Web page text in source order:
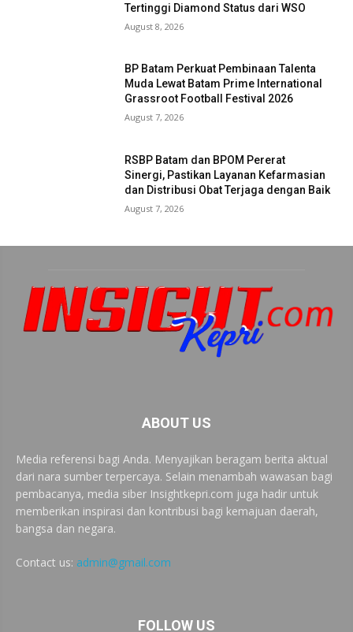
Tertinggi Diamond Status dari WSO
August 8, 2026
BP Batam Perkuat Pembinaan Talenta
Muda Lewat Batam Prime International
Grassroot Football Festival 2026
August 7, 2026
RSBP Batam dan BPOM Pererat
Sinergi, Pastikan Layanan Kefarmasian
dan Distribusi Obat Terjaga dengan Baik
August 7, 2026
ABOUT US
Media referensi bagi Anda. Menyajikan beragam berita aktual
dari nara sumber terpercaya. Selain menambah wawasan bagi
pembacanya, media siber Insightkepri.com juga hadir untuk
memberikan inspirasi dan kontribusi bagi kemajuan daerah,
bangsa dan negara.
Contact us: admin@gmail.com
FOLLOW US